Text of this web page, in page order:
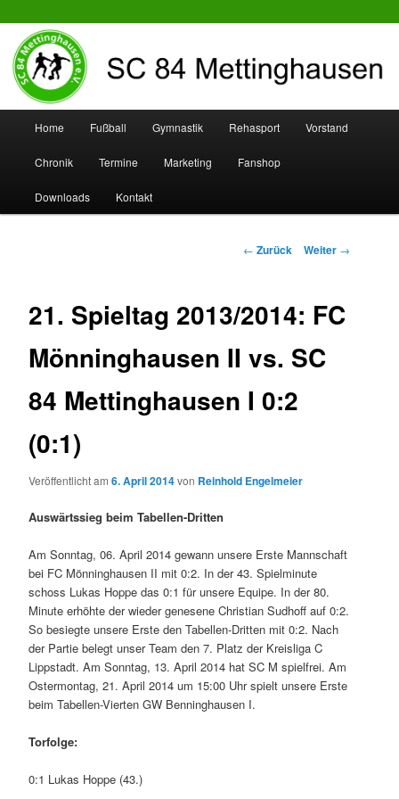
SC 84 Mettinghausen
Zum
Inhalt
wechseln
Zum
sekundären
Inhalt
Home Fußball Gymnastik Rehasport Vorstand
Chronik Termine Marketing Fanshop
Downloads Kontakt
Beitrags-
← Zurück Weiter →
21. Spieltag 2013/2014: FC
Mönninghausen II vs. SC
84 Mettinghausen I 0:2
(0:1)
Veröffentlicht am6. April 2014von Reinhold Engelmeier
Auswärtssieg beim Tabellen-Dritten
Am Sonntag, 06. April 2014 gewann unsere Erste Mannschaft
bei FC Mönninghausen II mit 0:2. In der 43. Spielminute
schoss Lukas Hoppe das 0:1 für unsere Equipe. In der 80.
Minute erhöhte der wieder genesene Christian Sudhoff auf 0:2.
So besiegte unsere Erste den Tabellen-Dritten mit 0:2. Nach
der Partie belegt unser Team den 7. Platz der Kreisliga C
Lippstadt. Am Sonntag, 13. April 2014 hat SC M spielfrei. Am
Ostermontag, 21. April 2014 um 15:00 Uhr spielt unsere Erste
beim Tabellen-Vierten GW Benninghausen I.
Torfolge:
0:1 Lukas Hoppe (43.)